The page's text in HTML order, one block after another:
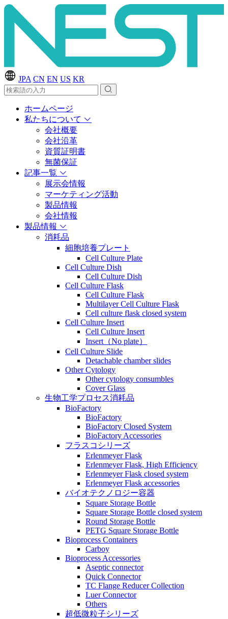
JPA CN EN US KR
ホームページ
私たちについて
会社概要
会社沿革
資質証明書
無菌保証
記事一覧
展示会情報
マーケティング活動
製品情報
会社情報
製品情報
消耗品
細胞培養プレート
Cell Culture Plate
Cell Culture Dish
Cell Culture Dish
Cell Culture Flask
Cell Culture Flask
Multilayer Cell Culture Flask
Cell culture flask closed system
Cell Culture Insert
Cell Culture Insert
Insert（No plate）
Cell Culture Slide
Detachable chamber slides
Other Cytology
Other cytology consumbles
Cover Glass
生物工学プロセス消耗品
BioFactory
BioFactory
BioFactory Closed System
BioFactory Accessories
フラスコシリーズ
Erlenmeyer Flask
Erlenmeyer Flask, High Efficiency
Erlenmeyer Flask closed system
Erlenmeyer Flask accessories
バイオテクノロジー容器
Square Storage Bottle
Square Storage Bottle closed system
Round Storage Bottle
PETG Square Storage Bottle
Bioprocess Containers
Carboy
Bioprocess Accessories
Aseptic connector
Quick Connector
TC Flange Reducer Collection
Luer Connector
Others
超低微粒子シリーズ